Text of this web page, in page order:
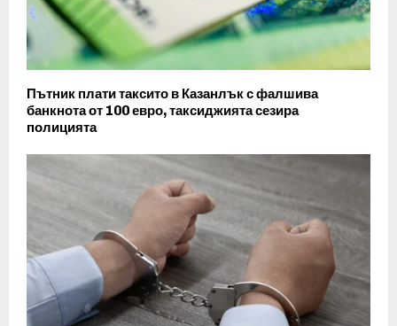
Пътник плати таксито в Казанлък с фалшива
банкнота от 100 евро, таксиджията сезира
полицията